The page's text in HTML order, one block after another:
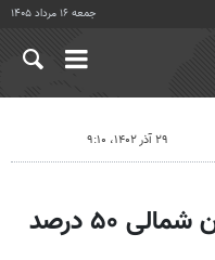
جمعه ۱۶ مرداد ۱۴۰۵
۲۹ آذر ۱۴۰۲، ۹:۱۰
اعتبارات فرهنگی در خراسان شمالی ۵۰ درصد